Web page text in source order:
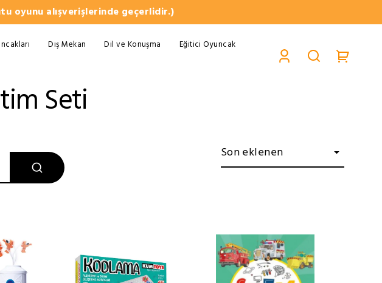
oyunu alışverişlerinde geçerlidir.)
Dış Mekan Dil ve Konuşma
Eğitici Oyuncak
Seti